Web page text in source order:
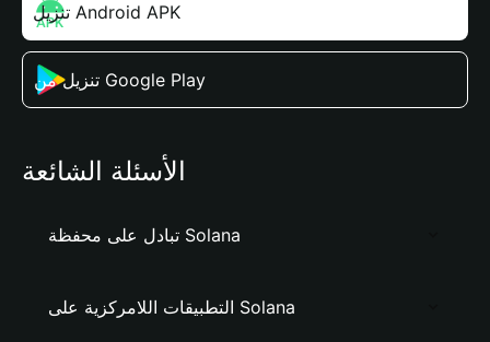
تنزيل Android APK
تنزيل من Google Play
الأسئلة الشائعة
تبادل على محفظة Solana
التطبيقات اللامركزية على Solana